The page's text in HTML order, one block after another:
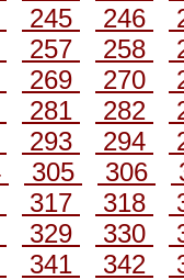
245 246
257 258
269 270
281 282
293 294
305 306
317 318
329 330
341 342